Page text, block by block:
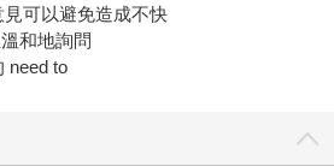
可以避免造成不快
和地詢問
need to